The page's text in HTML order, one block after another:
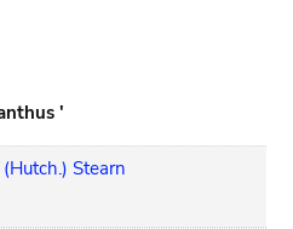
'
(Hutch.) Stearn